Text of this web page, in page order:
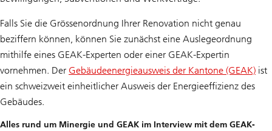
Falls Sie die Grössenordnung Ihrer Renovation nicht genau
beziffern können, können Sie zunächst eine Auslegeordnung
mithilfe eines GEAK-Experten oder einer GEAK-Expertin
vornehmen. Der Gebäudeenergieausweis der Kantone (GEAK) ist
ein schweizweit einheitlicher Ausweis der Energieeffizienz des
Gebäudes.
Alles rund um Minergie und GEAK im Interview mit dem GEAK-